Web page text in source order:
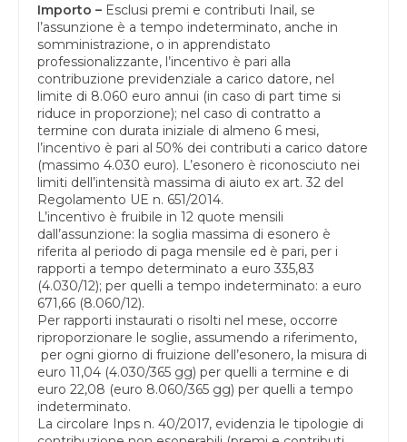
Importo – Esclusi premi e contributi Inail, se
l’assunzione è a tempo indeterminato, anche in
somministrazione, o in apprendistato
professionalizzante, l’incentivo è pari alla
contribuzione previdenziale a carico datore, nel
limite di 8.060 euro annui (in caso di part time si
riduce in proporzione); nel caso di contratto a
termine con durata iniziale di almeno 6 mesi,
l’incentivo è pari al 50% dei contributi a carico datore
(massimo 4.030 euro). L’esonero è riconosciuto nei
limiti dell’intensità massima di aiuto ex art. 32 del
Regolamento UE n. 651/2014.
L’incentivo è fruibile in 12 quote mensili
dall’assunzione: la soglia massima di esonero è
riferita al periodo di paga mensile ed è pari, per i
rapporti a tempo determinato a euro 335,83
(4.030/12); per quelli a tempo indeterminato: a euro
671,66 (8.060/12).
Per rapporti instaurati o risolti nel mese, occorre
riproporzionare le soglie, assumendo a riferimento,
per ogni giorno di fruizione dell’esonero, la misura di
euro 11,04 (4.030/365 gg) per quelli a termine e di
euro 22,08 (euro 8.060/365 gg) per quelli a tempo
indeterminato.
La circolare Inps n. 40/2017, evidenzia le tipologie di